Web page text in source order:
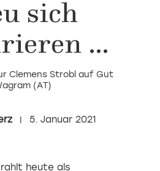
sich
…
Clemens Strobl auf Gut
(AT)
5. Januar 2021
heute als